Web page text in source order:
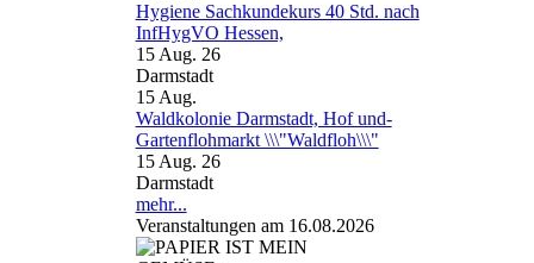
Hygiene Sachkundekurs 40 Std. nach
InfHygVO Hessen,
15 Aug. 26
Darmstadt
15 Aug.
Waldkolonie Darmstadt, Hof und-
Gartenflohmarkt \\\"Waldfloh\\\"
15 Aug. 26
Darmstadt
mehr...
Veranstaltungen am 16.08.2026